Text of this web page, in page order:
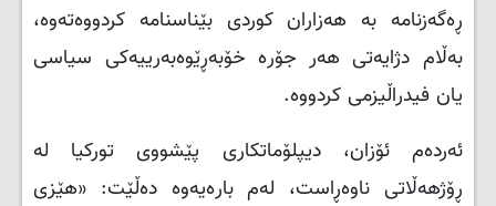
ڕەگەزنامە بە هەزاران کوردی بێناسنامە کردووەتەوە،
بەڵام دژایەتی هەر جۆرە خۆبەڕێوەبەرییەکی سیاسی
یان فیدراڵیزمی کردووە.
ئەردەم ئۆزان، دیپلۆماتکاری پێشووی تورکیا لە
ڕۆژهەڵاتی ناوەڕاست، لەم بارەیەوە دەڵێت: «هێزی